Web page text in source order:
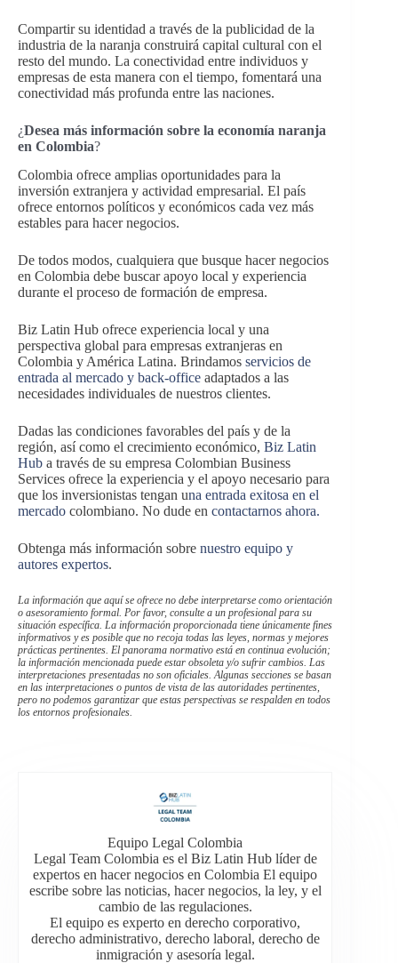
Compartir su identidad a través de la publicidad de la
industria de la naranja construirá capital cultural con el
resto del mundo. La conectividad entre individuos y
empresas de esta manera con el tiempo, fomentará una
conectividad más profunda entre las naciones.
¿Desea más información sobre la economía naranja
en Colombia?
Colombia ofrece amplias oportunidades para la
inversión extranjera y actividad empresarial. El país
ofrece entornos políticos y económicos cada vez más
estables para hacer negocios.
De todos modos, cualquiera que busque hacer negocios
en Colombia debe buscar apoyo local y experiencia
durante el proceso de formación de empresa.
Biz Latin Hub ofrece experiencia local y una
perspectiva global para empresas extranjeras en
Colombia y América Latina. Brindamos servicios de
entrada al mercado y back-office adaptados a las
necesidades individuales de nuestros clientes.
Dadas las condiciones favorables del país y de la
región, así como el crecimiento económico, Biz Latin
Hub a través de su empresa Colombian Business
Services ofrece la experiencia y el apoyo necesario para
que los inversionistas tengan una entrada exitosa en el
mercado colombiano. No dude en contactarnos ahora.
Obtenga más información sobre nuestro equipo y
autores expertos.
La información que aquí se ofrece no debe interpretarse como orientación
o asesoramiento formal. Por favor, consulte a un profesional para su
situación específica. La información proporcionada tiene únicamente fines
informativos y es posible que no recoja todas las leyes, normas y mejores
prácticas pertinentes. El panorama normativo está en continua evolución;
la información mencionada puede estar obsoleta y/o sufrir cambios. Las
interpretaciones presentadas no son oficiales. Algunas secciones se basan
en las interpretaciones o puntos de vista de las autoridades pertinentes,
pero no podemos garantizar que estas perspectivas se respalden en todos
los entornos profesionales.
Equipo Legal Colombia
Legal Team Colombia es el Biz Latin Hub líder de
expertos en hacer negocios en Colombia El equipo
escribe sobre las noticias, hacer negocios, la ley, y el
cambio de las regulaciones.
El equipo es experto en derecho corporativo,
derecho administrativo, derecho laboral, derecho de
inmigración y asesoría legal.